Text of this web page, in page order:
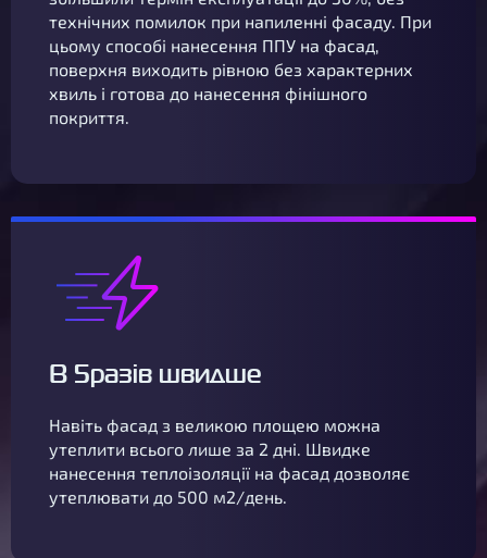
технічних помилок при напиленні фасаду. При
цьому способі нанесення ППУ на фасад,
поверхня виходить рівною без характерних
хвиль і готова до нанесення фінішного
покриття.
В 5разів швидше
Навіть фасад з великою площею можна
утеплити всього лише за 2 дні. Швидке
нанесення теплоізоляції на фасад дозволяє
утеплювати до 500 м2/день.